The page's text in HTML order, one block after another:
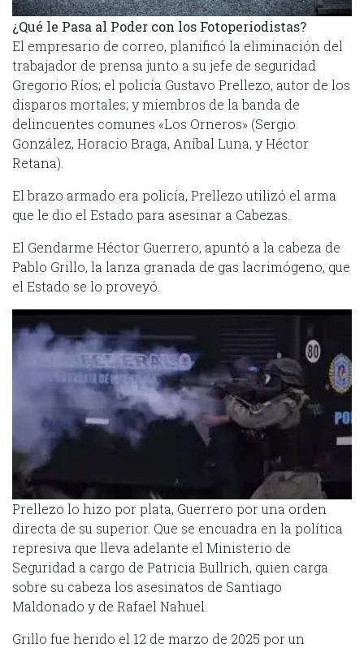
¿Qué le Pasa al Poder con los Fotoperiodistas?
El empresario de correo, planificó la eliminación del
trabajador de prensa junto a su jefe de seguridad
Gregorio Ríos; el policía Gustavo Prellezo, autor de los
disparos mortales; y miembros de la banda de
delincuentes comunes «Los Orneros» (Sergio
González, Horacio Braga, Aníbal Luna, y Héctor
Retana).
El brazo armado era policía, Prellezo utilizó el arma
que le dio el Estado para asesinar a Cabezas.
El Gendarme Héctor Guerrero, apuntó a la cabeza de
Pablo Grillo, la lanza granada de gas lacrimógeno, que
el Estado se lo proveyó.
Prellezo lo hizo por plata, Guerrero por una orden
directa de su superior. Que se encuadra en la política
represiva que lleva adelante el Ministerio de
Seguridad a cargo de Patricia Bullrich, quien carga
sobre su cabeza los asesinatos de Santiago
Maldonado y de Rafael Nahuel.
Grillo fue herido el 12 de marzo de 2025 por un